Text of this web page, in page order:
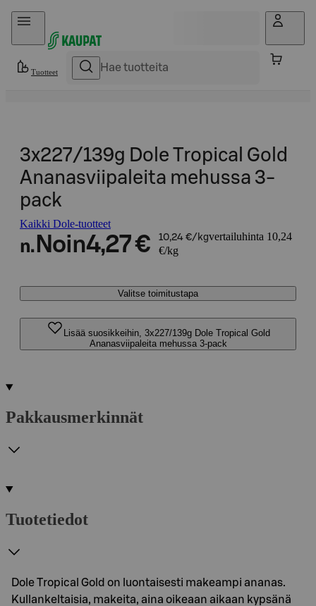
Hyppää sisältöön
Tuotteet
3x227/139g Dole Tropical Gold
Ananasviipaleita mehussa 3-
pack
Kaikki Dole-tuotteet
n. Noin4,27 € 10,24 €/kgvertailuhinta 10,24
€/kg
Valitse toimitustapa
Lisää suosikkeihin, 3x227/139g Dole Tropical Gold
Ananasviipaleita mehussa 3-pack
Pakkausmerkinnät
Tuotetiedot
Dole Tropical Gold on luontaisesti makeampi ananas.
Kullankeltaisia, makeita, aina oikeaan aikaan kypsänä